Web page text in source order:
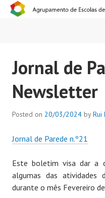
Jornal de
Newsletter
Posted on 20/03/2024 byRui
Jornal de Parede n.º21
Este boletim visa dar a
algumas das atividades
durante o mês Fevereiro